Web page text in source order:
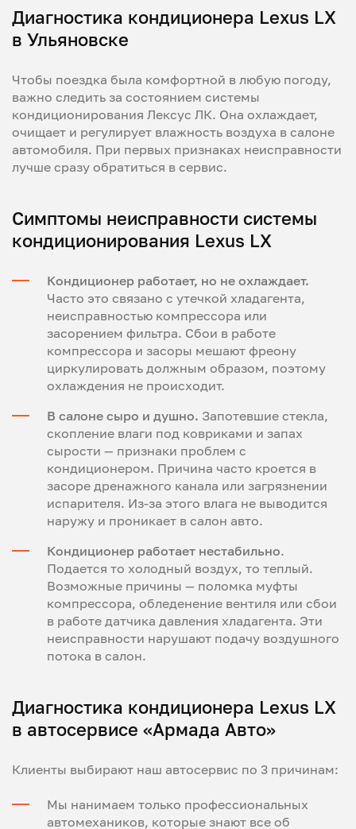
Диагностика кондиционера Lexus LX
в Ульяновске
Чтобы поездка была комфортной в любую погоду,
важно следить за состоянием системы
кондиционирования Лексус ЛК. Она охлаждает,
очищает и регулирует влажность воздуха в салоне
автомобиля. При первых признаках неисправности
лучше сразу обратиться в сервис.
Симптомы неисправности системы
кондиционирования Lexus LX
Кондиционер работает, но не охлаждает.
Часто это связано с утечкой хладагента,
неисправностью компрессора или
засорением фильтра. Сбои в работе
компрессора и засоры мешают фреону
циркулировать должным образом, поэтому
охлаждения не происходит.
В салоне сыро и душно. Запотевшие стекла,
скопление влаги под ковриками и запах
сырости — признаки проблем с
кондиционером. Причина часто кроется в
засоре дренажного канала или загрязнении
испарителя. Из-за этого влага не выводится
наружу и проникает в салон авто.
Кондиционер работает нестабильно.
Подается то холодный воздух, то теплый.
Возможные причины — поломка муфты
компрессора, обледенение вентиля или сбои
в работе датчика давления хладагента. Эти
неисправности нарушают подачу воздушного
потока в салон.
Диагностика кондиционера Lexus LX
в автосервисе «Армада Авто»
Клиенты выбирают наш автосервис по 3 причинам:
Мы нанимаем только профессиональных
автомехаников, которые знают все об